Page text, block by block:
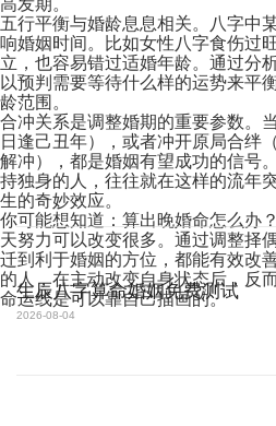
高发期。
五行平衡与婚龄息息相关。八字中
响婚姻时间。比如女性八字食伤过
立，也容易错过适婚年龄。通过分
以预判需要等待什么样的运势来平
龄范围。
合冲关系是调整婚期的重要参数。
日逢己丑年），或者冲开原局合绊
解冲），都是婚姻有望成功的信号
持独身的人，往往就在这样的流年
生的奇妙效应。
你可能想知道：算出晚婚命怎么办
天努力可以改变很多。通过调整择
迁到利于婚姻的方位，都能有效改
的人，在主动改变自身状态后，反
命运线是可以靠自己描画的。
生辰八字算命婚姻免费测试
2026-08-04